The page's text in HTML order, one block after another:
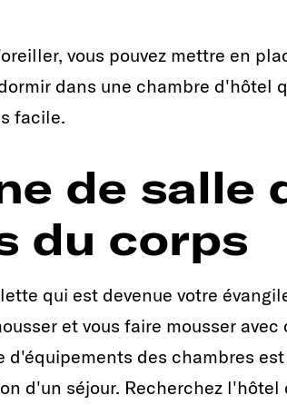
vous pouvez mettre en
dans une chambre d'hôtel
facile.
de salle
du corps
qui est devenue votre
et vous faire mousser avec
d'équipements des chambres
d'un séjour. Recherchez l'hôtel